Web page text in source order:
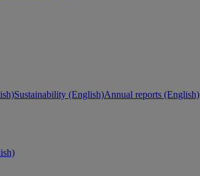
Sustainability (English)Annual reports (English)